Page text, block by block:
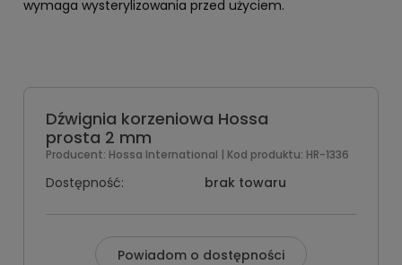
wymaga wysterylizowania przed użyciem.
Dźwignia korzeniowa Hossa
prosta 2 mm
Producent: Hossa International | Kod produktu: HR-1336
Dostępność: brak towaru
Powiadom o dostępności